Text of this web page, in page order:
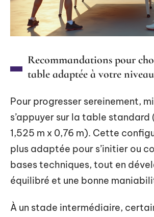
Recommandations pour
table adaptée à votre niveau
Pour progresser sereinement,
s’appuyer sur la table standard
1,525 m x 0,76 m). Cette
plus adaptée pour s’initier ou
bases techniques, tout en
équilibré et une bonne
À un stade intermédiaire,